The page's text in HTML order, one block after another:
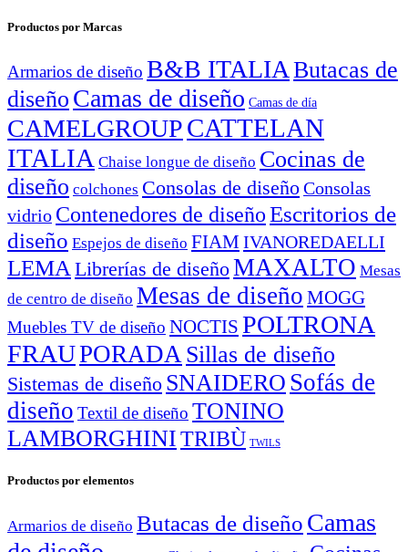
Productos por Marcas
Armarios de diseño B&B ITALIAButacas de
diseño Camas de diseño Camas de día
CAMELGROUPCATTELAN
ITALIA Chaise longue de diseño Cocinas de
diseño colchones Consolas de diseñoConsolas
vidrio Contenedores de diseñoEscritorios de
diseño Espejos de diseño FIAM IVANOREDAELLI
LEMA Librerías de diseñoMAXALTO Mesas
de centro de diseño Mesas de diseño MOGG
Muebles TV de diseño NOCTIS POLTRONA
FRAUPORADASillas de diseño
Sistemas de diseño SNAIDERO Sofás de
diseño Textil de diseño TONINO
LAMBORGHINITRIBÙ TWILS
Productos por elementos
Armarios de diseño Butacas de diseño Camas